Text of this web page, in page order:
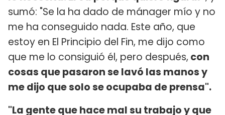
sumó: "Se la ha dado de mánager mío y no
me ha conseguido nada. Este año, que
estoy en El Principio del Fin, me dijo como
que me lo consiguió él, pero después, con
cosas que pasaron se lavó las manos y
me dijo que solo se ocupaba de prensa".
"La gente que hace mal su trabajo y que